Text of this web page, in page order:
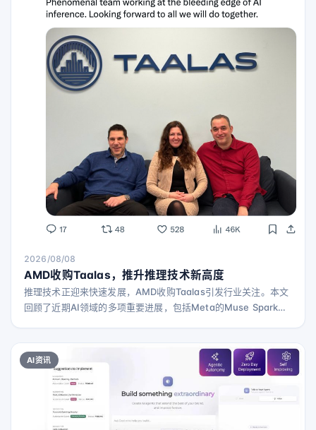
2026/08/08
AMD收购Taalas，推升推理技术新高度
推理技术正迎来快速发展，AMD收购Taalas引发行业关注。本文
回顾了近期AI领域的多项重要进展，包括Meta的Muse Spark
AI资讯